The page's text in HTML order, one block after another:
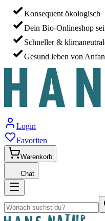
Konsequent ökologisch
Dein Bio-Onlineshop
Schneller &
Gesund leben von
Login
Favoriten
Warenkorb
Chat